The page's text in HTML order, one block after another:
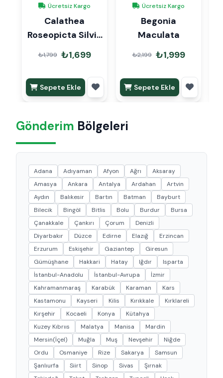
Ücretsiz Kargo
Calathea
Roseopicta Silvia
Dua Çiçeği
₺1,799 ₺1,699
Sepete Ekle
Ücretsiz Kargo
Begonia
Maculata
₺2,199 ₺1,999
Sepete Ekle
Gönderim Bölgeleri
Adana Adıyaman Afyon Ağrı
Aksaray
Amasya
Ankara Antalya Ardahan
Artvin
Aydın
Balıkesir Bartın Batman
Bayburt
Bilecik
Bingöl Bitlis Bolu Burdur
Bursa
Çanakkale
Çankırı Çorum
Denizli
Diyarbakır
Düzce Edirne Elazığ
Erzincan
Erzurum
Eskişehir Gaziantep
Giresun
Gümüşhane
Hakkari Hatay Iğdır
Isparta
İstanbul-Anadolu
İstanbul-Avrupa
İzmir
Kahramanmaraş
Karabük Karaman
Kars
Kastamonu
Kayseri Kilis Kırıkkale
Kırklareli
Kırşehir
Kocaeli Konya
Kütahya
Kuzey Kıbrııs
Malatya Manisa
Mardin
Mersin(İçel)
Muğla Muş Nevşehir
Niğde
Ordu
Osmaniye Rize Sakarya
Samsun
Şanlıurfa
Siirt Sinop Sivas
Şırnak